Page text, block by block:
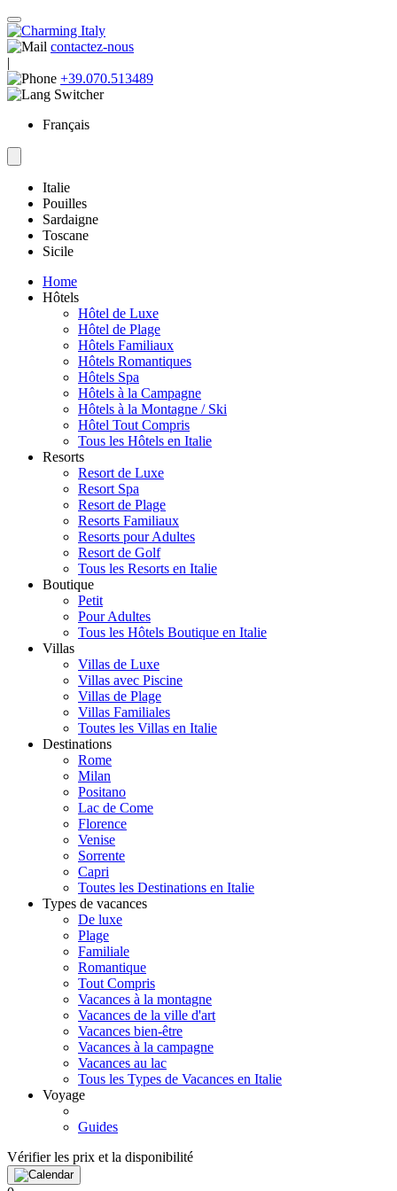
contactez-nous
|
+39.070.513489
Français
Italie
Pouilles
Sardaigne
Toscane
Sicile
Home
Hôtels
Hôtel de Luxe
Hôtel de Plage
Hôtels Familiaux
Hôtels Romantiques
Hôtels Spa
Hôtels à la Campagne
Hôtels à la Montagne / Ski
Hôtel Tout Compris
Tous les Hôtels en Italie
Resorts
Resort de Luxe
Resort Spa
Resort de Plage
Resorts Familiaux
Resorts pour Adultes
Resort de Golf
Tous les Resorts en Italie
Boutique
Petit
Pour Adultes
Tous les Hôtels Boutique en Italie
Villas
Villas de Luxe
Villas avec Piscine
Villas de Plage
Villas Familiales
Toutes les Villas en Italie
Destinations
Rome
Milan
Positano
Lac de Come
Florence
Venise
Sorrente
Capri
Toutes les Destinations en Italie
Types de vacances
De luxe
Plage
Familiale
Romantique
Tout Compris
Vacances à la montagne
Vacances de la ville d'art
Vacances bien-être
Vacances à la campagne
Vacances au lac
Tous les Types de Vacances en Italie
Voyage
Guides
Vérifier les prix et la disponibilité